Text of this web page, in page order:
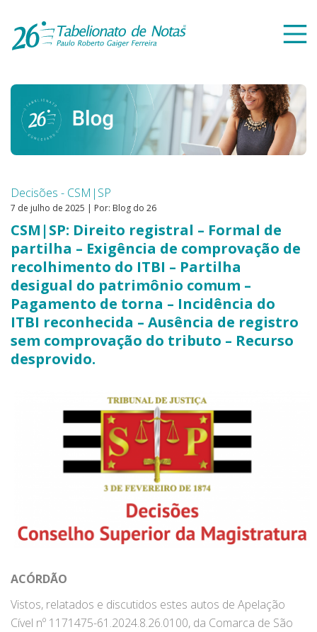
Decisões - CSM|SP
7 de julho de 2025 | Por: Blog do 26
CSM|SP: Direito registral – Formal de
partilha – Exigência de comprovação de
recolhimento do ITBI – Partilha
desigual do patrimônio comum –
Pagamento de torna – Incidência do
ITBI reconhecida – Ausência de registro
sem comprovação do tributo – Recurso
desprovido.
ACÓRDÃO
Vistos, relatados e discutidos estes autos de Apelação
Cível nº 1171475-61.2024.8.26.0100, da Comarca de São